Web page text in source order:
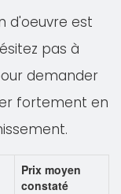
d'oeuvre est
pas à
demander
fortement en
Prix moyen
constaté